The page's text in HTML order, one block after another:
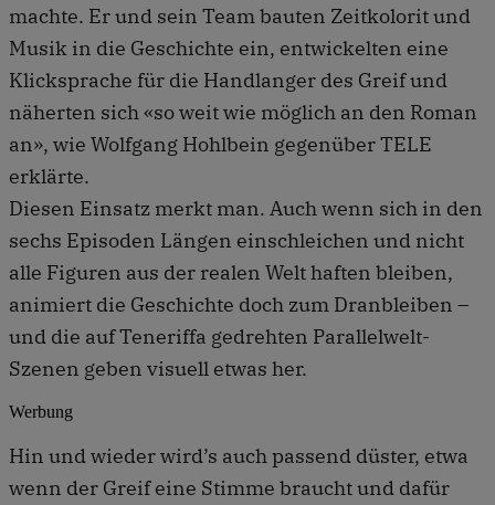
machte. Er und sein Team bauten Zeitkolorit und
Musik in die Geschichte ein, entwickelten eine
Klicksprache für die Handlanger des Greif und
näherten sich «so weit wie möglich an den Roman
an», wie Wolfgang Hohlbein gegenüber TELE
erklärte.
Diesen Einsatz merkt man. Auch wenn sich in den
sechs Episoden Längen einschleichen und nicht
alle Figuren aus der realen Welt haften bleiben,
animiert die Geschichte doch zum Dranbleiben –
und die auf Teneriffa gedrehten Parallelwelt-
Szenen geben visuell etwas her.
Werbung
Hin und wieder wird’s auch passend düster, etwa
wenn der Greif eine Stimme braucht und dafür